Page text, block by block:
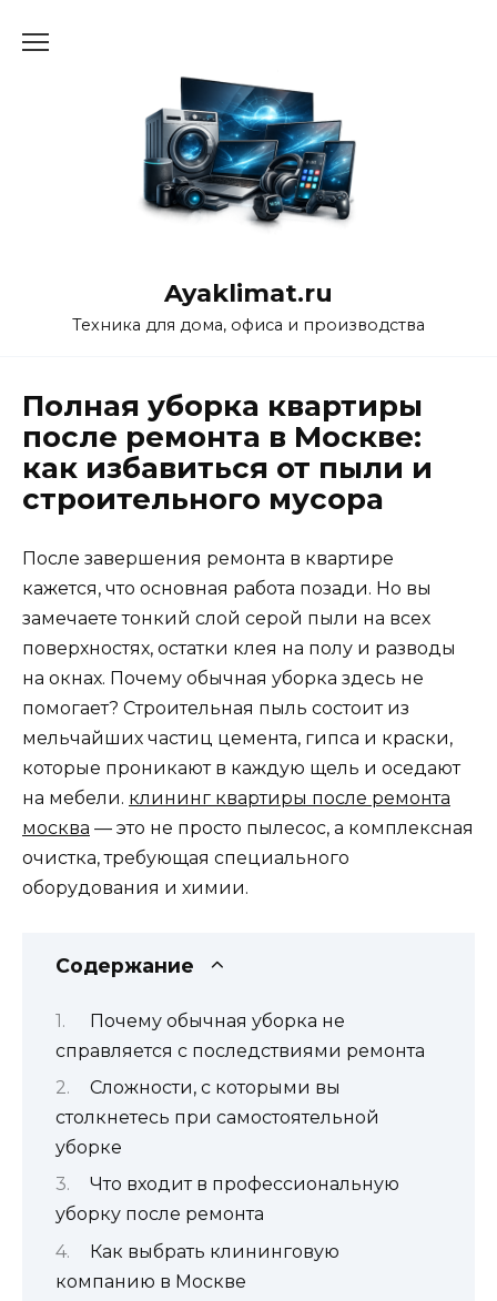
Ayaklimat.ru
Техника для дома, офиса и производства
Полная уборка квартиры
после ремонта в Москве:
как избавиться от пыли и
строительного мусора
После завершения ремонта в квартире
кажется, что основная работа позади. Но вы
замечаете тонкий слой серой пыли на всех
поверхностях, остатки клея на полу и разводы
на окнах. Почему обычная уборка здесь не
помогает? Строительная пыль состоит из
мельчайших частиц цемента, гипса и краски,
которые проникают в каждую щель и оседают
на мебели. клининг квартиры после ремонта
москва — это не просто пылесос, а комплексная
очистка, требующая специального
оборудования и химии.
Содержание
Почему обычная уборка не
справляется с последствиями ремонта
Сложности, с которыми вы
столкнетесь при самостоятельной
уборке
Что входит в профессиональную
уборку после ремонта
Как выбрать клининговую
компанию в Москве